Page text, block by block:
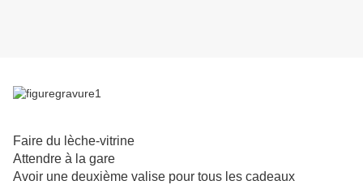
Faire du lèche-vitrine
Attendre à la gare
Avoir une deuxième valise pour tous les cadeaux